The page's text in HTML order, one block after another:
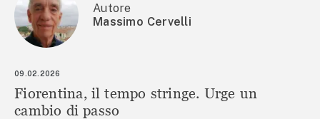
Autore
Massimo Cervelli
09.02.2026
Fiorentina, il tempo stringe. Urge un
cambio di passo